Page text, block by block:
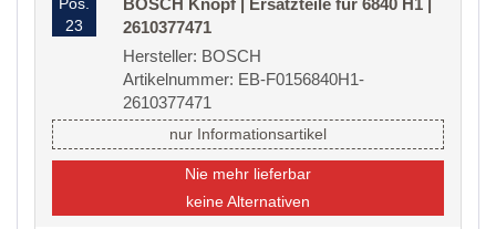
23
BOSCH Knopf | Ersatzteile für 6840 H1 |
2610377471
Hersteller: BOSCH
Artikelnummer: EB-F0156840H1-
2610377471
nur Informationsartikel
Nie mehr lieferbar
keine Alternativen